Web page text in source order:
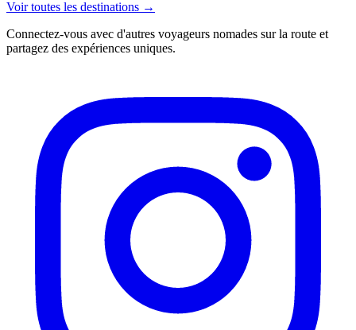
Voir toutes les destinations →
Connectez-vous avec d'autres voyageurs nomades sur la route et
partagez des expériences uniques.